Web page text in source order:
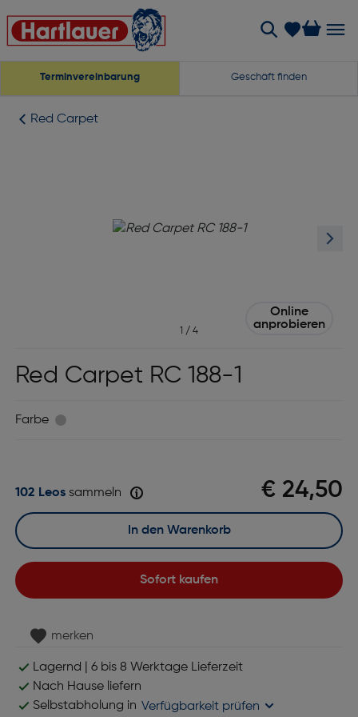
Terminvereinbarung Geschäft finden
Red Carpet
1 / 4
Online
anprobieren
Red Carpet RC 188-1
Farbe
€ 24,50
102 Leossammeln
Sofort kaufen
In den Warenkorb
merken
Lagernd | 6 bis 8 Werktage Lieferzeit
Nach Hause liefern
Selbstabholung in Verfügbarkeit prüfen